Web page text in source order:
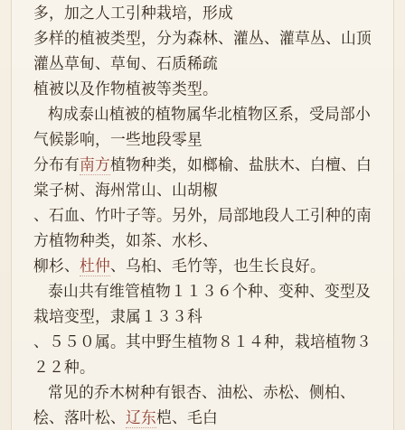
多，加之人工引种栽培，形成
多样的植被类型，分为森林、灌丛、灌草丛、山顶
灌丛草甸、草甸、石质稀疏
植被以及作物植被等类型。
气候影响，一些地段零星
分布有南方植物种类，如榔榆、盐肤木、白檀、白
棠子树、海州常山、山胡椒
、石血、竹叶子等。另外，局部地段人工引种的南
方植物种类，如茶、水杉、
柳杉、 杜仲、乌桕、毛竹等，也生长良好。
栽培变型，隶属１３３科
、５５０属。其中野生植物８１４种，栽培植物３
２２种。
桧、落叶松、 辽东桤、毛白